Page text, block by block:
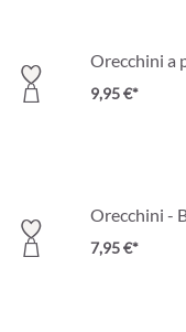
Orecchini a
9,95 €*
Orecchini -
7,95 €*